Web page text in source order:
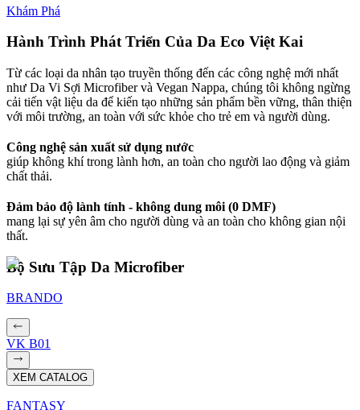
Khám Phá
Hành Trình Phát Triển Của Da Eco Việt Kai
Từ các loại da nhân tạo truyền thống đến các công nghệ mới nhất
như Da Vi Sợi Microfiber và Vegan Nappa, chúng tôi không ngừng
cải tiến vật liệu da để kiến tạo những sản phẩm bền vững, thân thiện
với môi trường, an toàn với sức khỏe cho trẻ em và người dùng.
Công nghệ sản xuất sử dụng nước
giúp không khí trong lành hơn, an toàn cho người lao động và giảm
chất thải.
Đảm bảo độ lành tính - không dung môi (0 DMF)
mang lại sự yên âm cho người dùng và an toàn cho không gian nội
thất.
Bộ Sưu Tập Da Microfiber
BRANDO
VK B01
XEM CATALOG
FANTASY